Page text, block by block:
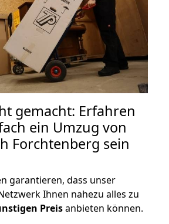
gemacht: Erfahren
ein Umzug von
Forchtenberg sein
garantieren, dass unser
Ihnen nahezu alles zu
Preisanbieten können.